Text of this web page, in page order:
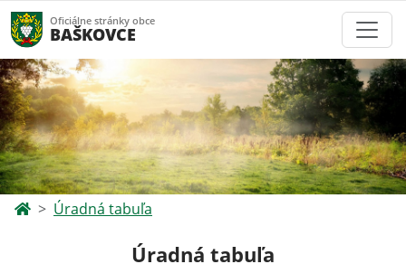
Oficiálne stránky obce
BAŠKOVCE
Úradná tabuľa
Úradná tabuľa